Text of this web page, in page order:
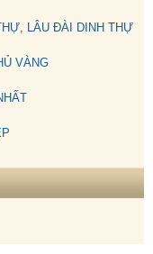
LÂU ĐÀI DINH THỰ
VÀNG